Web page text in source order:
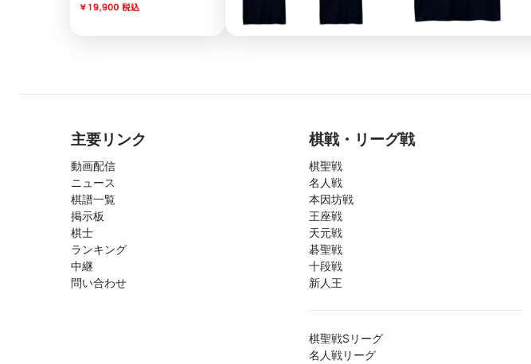
主要リンク
動画配信
ニュース
棋譜一覧
掲示板
棋士
ランキング
中継
問い合わせ
棋戦・リーグ戦
棋聖戦
名人戦
本因坊戦
王座戦
天元戦
碁聖戦
十段戦
新人王
棋聖戦Sリーグ
名人戦リーグ